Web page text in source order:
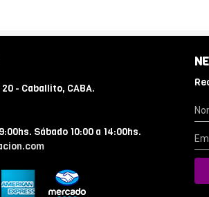
- Caballito, CABA.
Sábado 10:00 a 14:00hs.